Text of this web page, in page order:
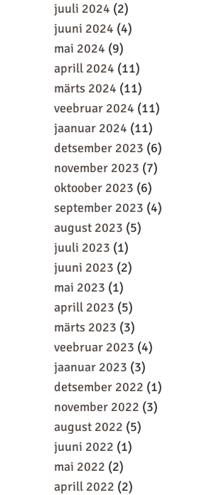
juuli 2024 (2)
juuni 2024 (4)
mai 2024 (9)
aprill 2024 (11)
märts 2024 (11)
veebruar 2024 (11)
jaanuar 2024 (11)
detsember 2023 (6)
november 2023 (7)
oktoober 2023 (6)
september 2023 (4)
august 2023 (5)
juuli 2023 (1)
juuni 2023 (2)
mai 2023 (1)
aprill 2023 (5)
märts 2023 (3)
veebruar 2023 (4)
jaanuar 2023 (3)
detsember 2022 (1)
november 2022 (3)
august 2022 (5)
juuni 2022 (1)
mai 2022 (2)
aprill 2022 (2)